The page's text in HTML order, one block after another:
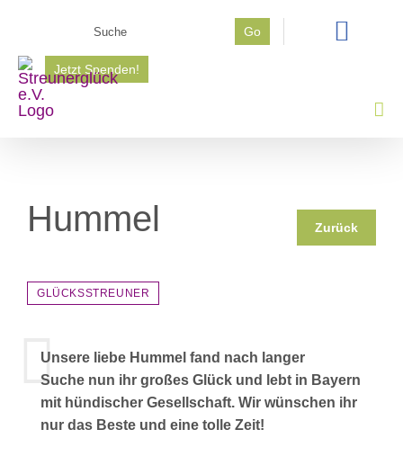
springen
Go
Jetzt Spenden!
Hummel Zurück
GLÜCKSSTREUNER
Unsere liebe Hummel fand nach langer
Suche nun ihr großes Glück und lebt in Bayern
mit hündischer Gesellschaft. Wir wünschen ihr
nur das Beste und eine tolle Zeit!